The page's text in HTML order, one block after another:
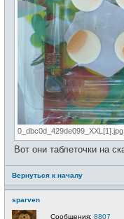
Вот они таблеточки на
Вернуться к началу
sparven
Сообщения: 8807